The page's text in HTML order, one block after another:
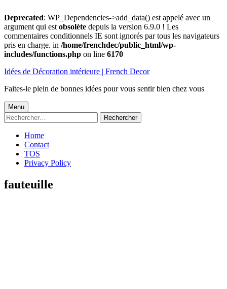
Deprecated: WP_Dependencies->add_data() est appelé avec un
argument qui est obsolète depuis la version 6.9.0 ! Les
commentaires conditionnels IE sont ignorés par tous les navigateurs
pris en charge. in /home/frenchdec/public_html/wp-
includes/functions.php on line 6170
au
Idées de Décoration intérieure | French Decor
Faites-le plein de bonnes idées pour vous sentir bien chez vous
Menu
principal
Menu
Rechercher :
Home
Contact
TOS
Privacy Policy
fauteuille